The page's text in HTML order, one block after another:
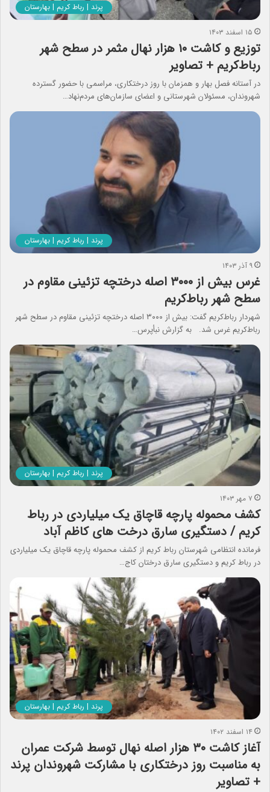
پرند | رباط کریم | بهارستان
۱۵ اسفند ۱۴۰۳
توزیع و کاشت ۱۰ هزار نهال مثمر در سطح شهر
رباط‌کریم + تصاویر
در آستانه فصل بهار و همزمان با روز درختکاری، مراسمی با حضور گسترده
شهروندان، مسئولان شهرستانی و اعضای سازمان‌های مردم‌نهاد…
پرند | رباط کریم | بهارستان
۹ آذر ۱۴۰۳
غرس بیش از ۳۰۰۰ اصله درختچه تزئینی مقاوم در
سطح شهر رباط‌کریم
شهردار رباط‌کریم گفت: بیش از ۳۰۰۰ اصله درختچه تزئینی مقاوم در سطح شهر
رباط‌کریم غرس شد. به گزارش نبأپرس…
پرند | رباط کریم | بهارستان
۷ مهر ۱۴۰۳
کشف محموله پارچه قاچاق یک میلیاردی در رباط
کریم / دستگیری سارق درخت های کاظم آباد
فرمانده انتظامی شهرستان رباط کریم از کشف محموله پارچه قاچاق یک میلیاردی
در رباط کریم و دستگیری سارق درختان کاج…
پرند | رباط کریم | بهارستان
۱۴ اسفند ۱۴۰۲
آغاز کاشت ۳۰ هزار اصله نهال توسط شرکت عمران
به مناسبت روز درختکاری با مشارکت شهروندان پرند
+ تصاویر